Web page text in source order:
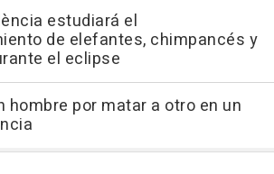
estudiará el
de elefantes, chimpancés y
el eclipse
hombre por matar a otro en un